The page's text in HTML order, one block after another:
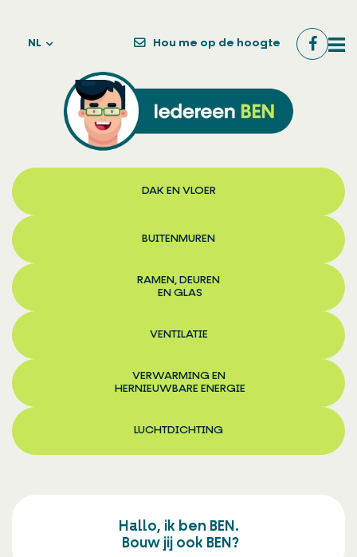
Hou me op de hoogte
NL
DAK EN VLOER
BUITENMUREN
RAMEN, DEUREN
EN GLAS
VENTILATIE
VERWARMING EN
HERNIEUWBARE ENERGIE
LUCHTDICHTING
Hallo, ik ben BEN.
Bouw jij ook BEN?